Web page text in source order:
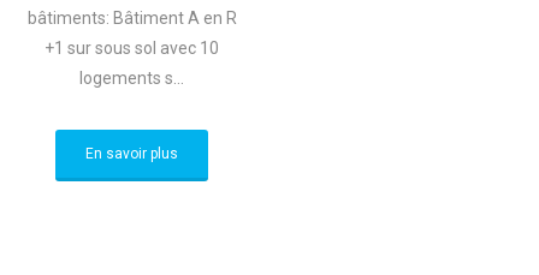
bâtiments: Bâtiment A en R
+1 sur sous sol avec 10
logements s...
En savoir plus